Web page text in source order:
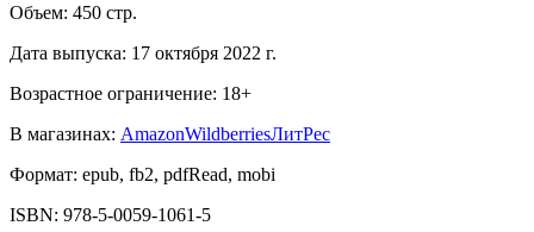
Объем: 450 стр.
Дата выпуска: 17 октября 2022 г.
Возрастное ограничение: 18+
В магазинах: AmazonWildberriesЛитРес
Формат: epub, fb2, pdfRead, mobi
ISBN: 978-5-0059-1061-5